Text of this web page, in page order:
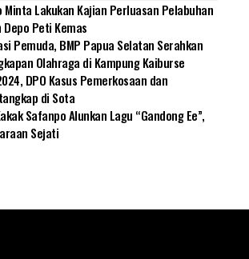
Minta Lakukan Kajian Perluasan Pelabuhan
Depo Peti Kemas
Pemuda, BMP Papua Selatan Serahkan
Olahraga di Kampung Kaiburse
DPO Kasus Pemerkosaan dan
di Sota
Safanpo Alunkan Lagu “Gandong Ee”,
Sejati